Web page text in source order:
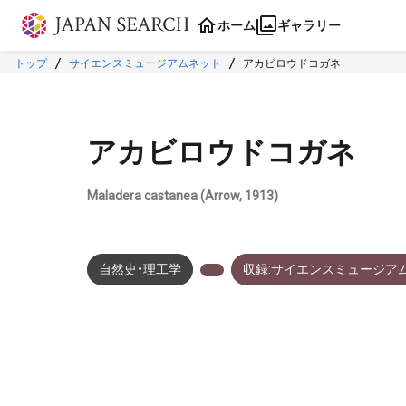
本文に飛ぶ
ホーム ギャラリー
トップ サイエンスミュージアムネット アカビロウドコガネ
アカビロウドコガネ
Maladera castanea (Arrow, 1913)
自然史・理工学 収録:サイエンスミュージア